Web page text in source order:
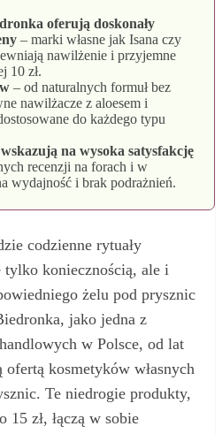
oferują doskonały
– marki własne jak Isana czy
nawilżenie i przyjemne
10 zł.
– od naturalnych formuł bez
nawilżacze z aloesem i
do każdego typu
na wysoka satysfakcję
recenzji na forach i w
wydajność i brak podrażnień.
codzienne rytuały
tylko koniecznością, ale i
żelu pod prysznic
jako jedna z
w Polsce, od lat
kosmetyków własnych
Te niedrogie produkty,
15 zł, łączą w sobie